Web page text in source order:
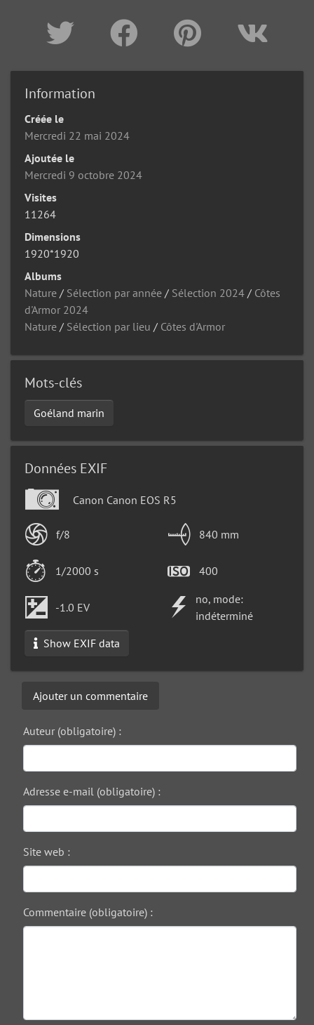
Information
Créée le
Mercredi 22 mai 2024
Ajoutée le
Mercredi 9 octobre 2024
Visites
11264
Dimensions
1920*1920
Albums
Nature / Sélection par année / Sélection 2024 / Côtes
d'Armor 2024
Nature / Sélection par lieu / Côtes d'Armor
Mots-clés
Goéland marin
Données EXIF
Canon Canon EOS R5
f/8 840 mm
1/2000 s 400
-1.0 EV
no, mode:
indéterminé
Show EXIF data
Ajouter un commentaire
Auteur (obligatoire) :
Adresse e-mail (obligatoire) :
Site web :
Commentaire (obligatoire) :